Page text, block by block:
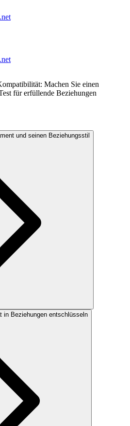
Machen Sie einen
für erfüllende Beziehungen
und seinen Beziehungsstil
in Beziehungen entschlüsseln